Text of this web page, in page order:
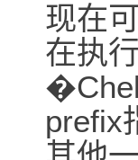
现在
在执
prefix